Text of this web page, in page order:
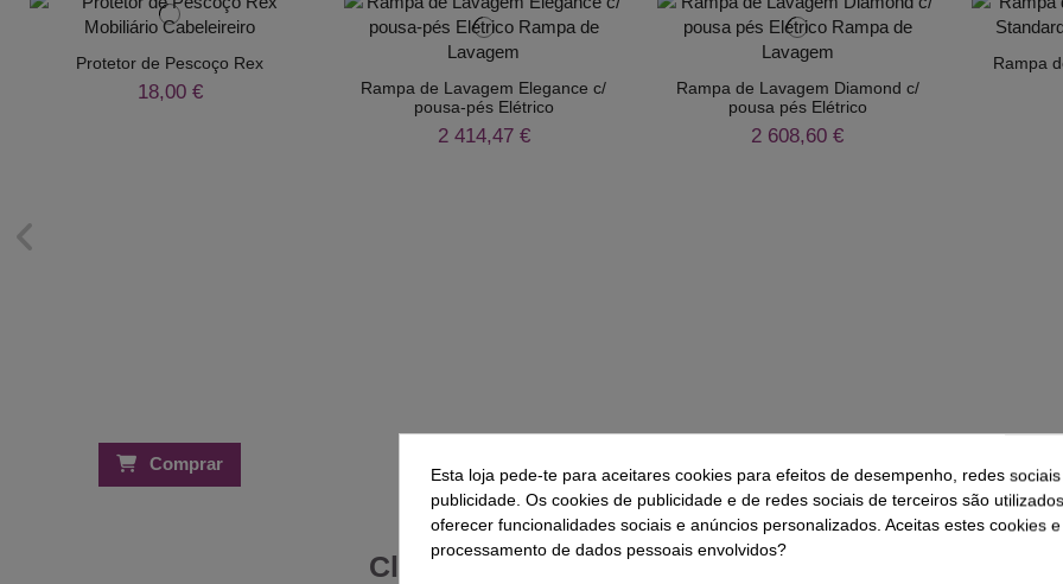
Protetor de Pescoço Rex
18,00 €
Comprar
Rampa de Lavagem Elegance c/
pousa-pés Elétrico
2 414,47 €
Rampa de Lavagem Diamond c/
pousa pés Elétrico
2 608,60 €
Rampa
Clientes Que Compraram Este Produto Também
Esta loja pede-te para aceitares cookies para efeitos de desempenho, redes
publicidade. Os cookies de publicidade e de redes sociais de terceiros são
oferecer funcionalidades sociais e anúncios personalizados. Aceitas estes cookies
processamento de dados pessoais envolvidos?